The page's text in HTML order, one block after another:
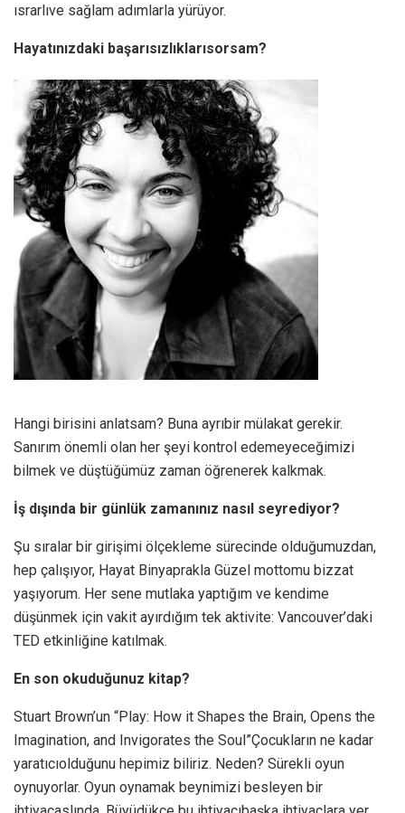
ısrarlıve sağlam adımlarla yürüyor.
Hayatınızdaki başarısızlıklarısorsam?
Hangi birisini anlatsam? Buna ayrıbir mülakat gerekir.
Sanırım önemli olan her şeyi kontrol edemeyeceğimizi
bilmek ve düştüğümüz zaman öğrenerek kalkmak.
İş dışında bir günlük zamanınız nasıl seyrediyor?
Şu sıralar bir girişimi ölçekleme sürecinde olduğumuzdan,
hep çalışıyor, Hayat Binyaprakla Güzel mottomu bizzat
yaşıyorum. Her sene mutlaka yaptığım ve kendime
düşünmek için vakit ayırdığım tek aktivite: Vancouver’daki
TED etkinliğine katılmak.
En son okuduğunuz kitap?
Stuart Brown’un “Play: How it Shapes the Brain, Opens the
Imagination, and Invigorates the Soul”Çocukların ne kadar
yaratıcıolduğunu hepimiz biliriz. Neden? Sürekli oyun
oynuyorlar. Oyun oynamak beynimizi besleyen bir